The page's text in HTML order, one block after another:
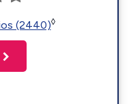
(2440)◊